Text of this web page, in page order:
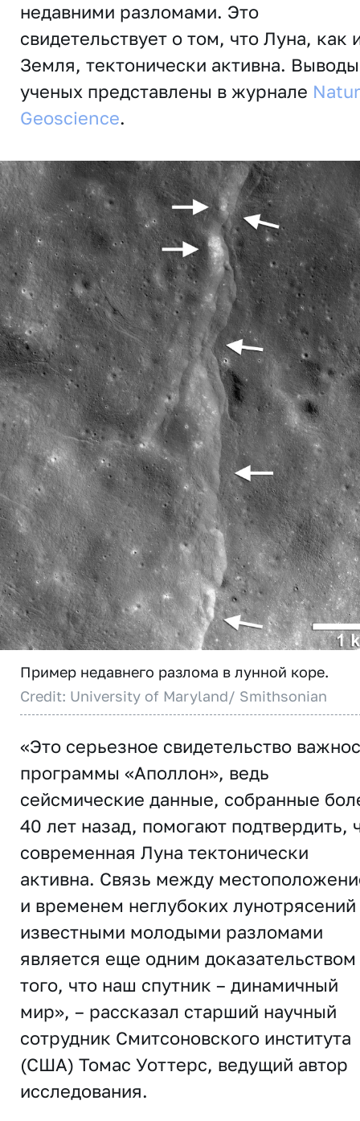
недавними разломами. Это
свидетельствует о том, что Луна, как
Земля, тектонически активна. Выводы
ученых представлены в журнале
Geoscience.
Пример недавнего разлома в лунной коре.
Credit: University of Maryland/ Smithsonian
«Это серьезное свидетельство
программы «Аполлон», ведь
сейсмические данные, собранные
40 лет назад, помогают подтвердить,
современная Луна тектонически
активна. Связь между
и временем неглубоких лунотрясений
известными молодыми разломами
является еще одним доказательством
того, что наш спутник – динамичный
мир», – рассказал старший научный
сотрудник Смитсоновского института
(США) Томас Уоттерс, ведущий автор
исследования.